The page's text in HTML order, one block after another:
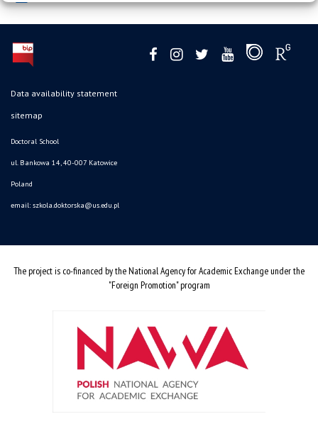
Data availability statement
sitemap
Doctoral School
ul. Bankowa 14, 40-007 Katowice
Poland
email: szkola.doktorska@us.edu.pl
The project is co-financed by the National Agency for Academic Exchange under the
"Foreign Promotion" program